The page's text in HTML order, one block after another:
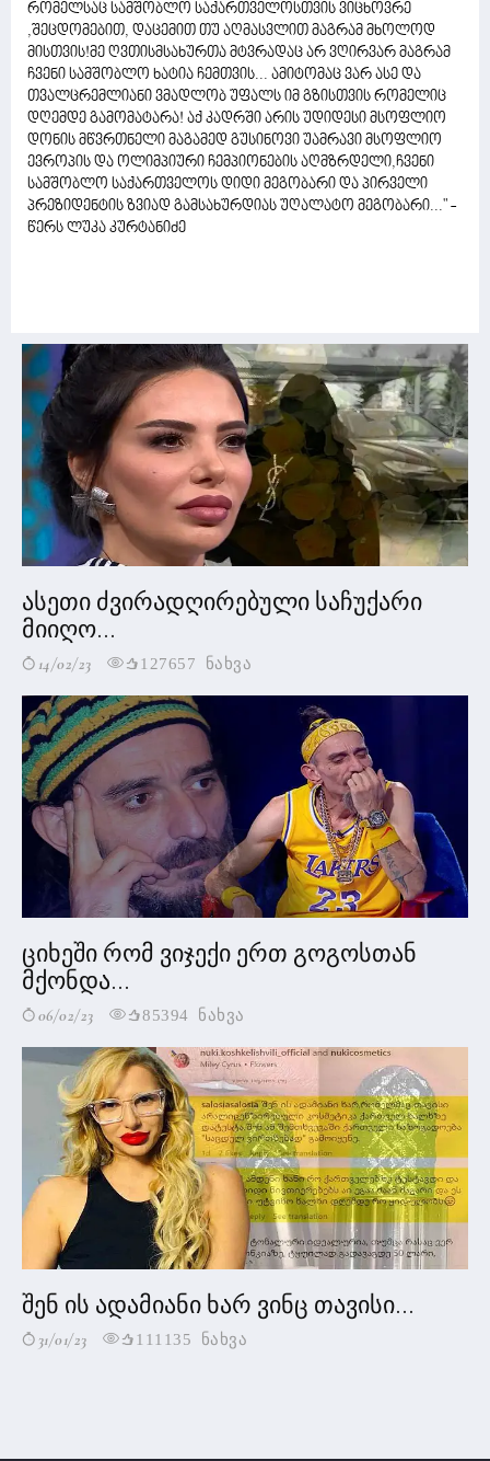
რომელსაც სამშობლო საქართველოსთვის ვიცხოვრე
,შეცდომებით, დაცემით თუ აღმასვლით მაგრამ მხოლოდ
მისთვის!მე ღვთისმსახურთა მტვრადაც არ ვღირვარ მაგრამ
ჩვენი სამშობლო ხატია ჩემთვის... ამიტომაც ვარ ასე და
თვალცრემლიანი ვმადლობ უფალს იმ გზისთვის რომელიც
დღემდე გამომატარა! აქ კადრში არის უდიდესი მსოფლიო
დონის მწვრთნელი მაგამედ გუსინოვი უამრავი მსოფლიო
ევროპის და ოლიმპიური ჩემპიონების აღმზრდელი,ჩვენი
სამშობლო საქართველოს დიდი მეგობარი და პირველი
პრეზიდენტის ზვიად გამსახურდიას უღალატო მეგობარი..." -
წერს ლუკა კურტანიძე
ასეთი ძვირადღირებული საჩუქარი
მიიღო...
14/02/23 127657 ნახვა
ციხეში რომ ვიჯექი ერთ გოგოსთან
მქონდა...
06/02/23 85394 ნახვა
შენ ის ადამიანი ხარ ვინც თავისი...
31/01/23 111135 ნახვა